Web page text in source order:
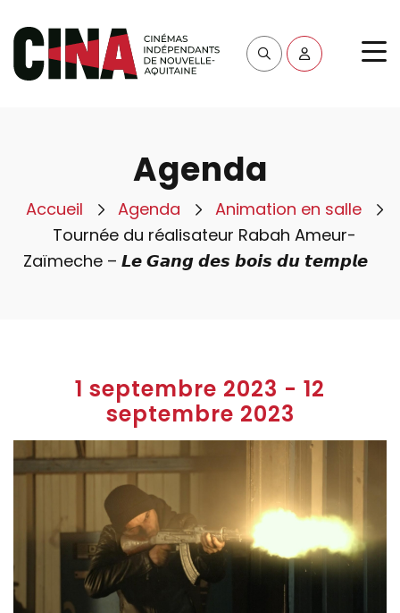
Agenda
Accueil Agenda
Animation en salle
Tournée du réalisateur Rabah Ameur-
Zaïmeche – 𝙇𝙚 𝙂𝙖𝙣𝙜 𝙙𝙚𝙨 𝙗𝙤𝙞𝙨 𝙙𝙪 𝙩𝙚𝙢𝙥𝙡𝙚
1 septembre 2023 - 12
septembre 2023